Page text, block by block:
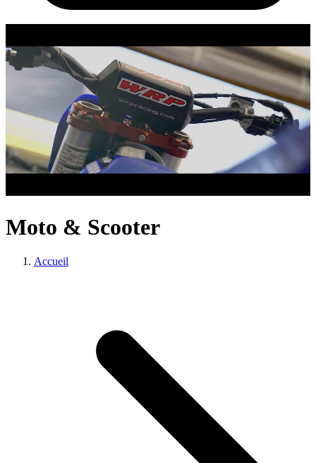
Moto & Scooter
Accueil